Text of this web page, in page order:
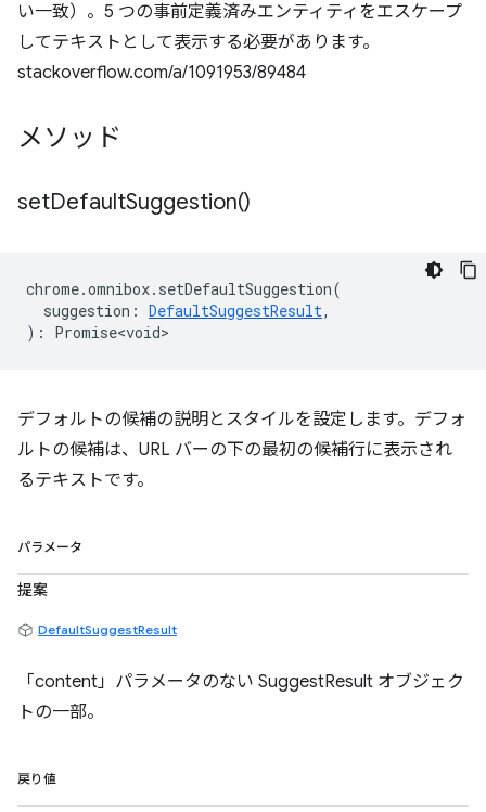
い一致）。5 つの事前定義済みエンティティをエスケープ
してテキストとして表示する必要があります。
stackoverflow.com/a/1091953/89484
メソッド
setDefaultSuggestion()
chrome.omnibox. setDefaultSuggestion(
suggestion : DefaultSuggestResult,
) : Promise<void>
デフォルトの候補の説明とスタイルを設定します。デフォ
ルトの候補は、URL バーの下の最初の候補行に表示され
るテキストです。
パラメータ
提案
DefaultSuggestResult
「content」パラメータのない SuggestResult オブジェク
トの一部。
戻り値